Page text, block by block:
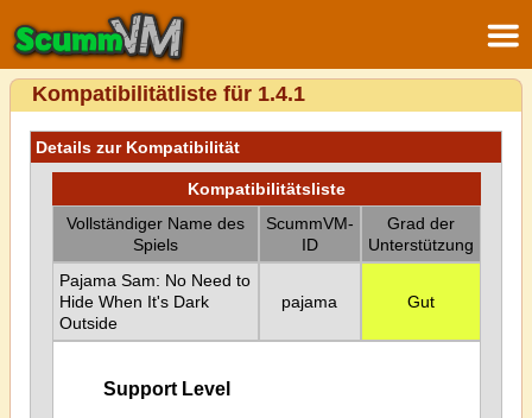
Kompatibilitätliste für 1.4.1
Details zur Kompatibilität
Kompatibilitätsliste
Vollständiger Name des
Spiels
ScummVM-
ID
Grad der
Unterstützung
Pajama Sam: No Need to
Hide When It's Dark
Outside
pajama Gut
Support Level